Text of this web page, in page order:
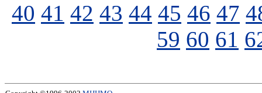
40 41 42 43 44 45 46 47
59 60 61